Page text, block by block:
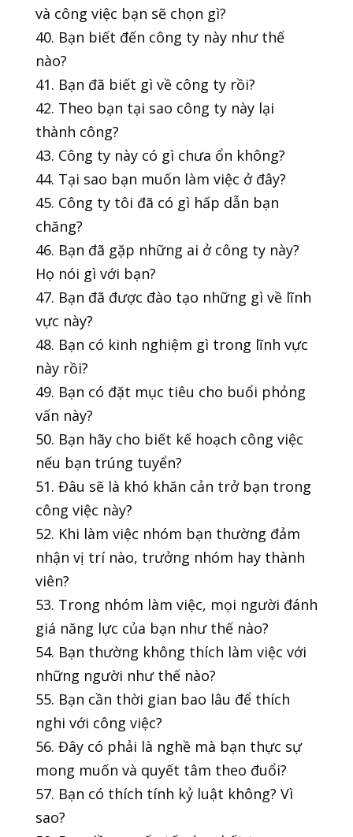
và công việc bạn sẽ chọn gì?
40. Bạn biết đến công ty này như thế
nào?
41. Bạn đã biết gì về công ty rồi?
42. Theo bạn tại sao công ty này lại
thành công?
43. Công ty này có gì chưa ổn không?
44. Tại sao bạn muốn làm việc ở đây?
45. Công ty tôi đã có gì hấp dẫn bạn
chăng?
46. Bạn đã gặp những ai ở công ty này?
Họ nói gì với bạn?
47. Bạn đã được đào tạo những gì về lĩnh
vực này?
48. Bạn có kinh nghiệm gì trong lĩnh vực
này rồi?
49. Bạn có đặt mục tiêu cho buổi phỏng
vấn này?
50. Bạn hãy cho biết kế hoạch công việc
nếu bạn trúng tuyển?
51. Đâu sẽ là khó khăn cản trở bạn trong
công việc này?
52. Khi làm việc nhóm bạn thường đảm
nhận vị trí nào, trưởng nhóm hay thành
viên?
53. Trong nhóm làm việc, mọi người đánh
giá năng lực của bạn như thế nào?
54. Bạn thường không thích làm việc với
những người như thế nào?
55. Bạn cần thời gian bao lâu để thích
nghi với công việc?
56. Đây có phải là nghề mà bạn thực sự
mong muốn và quyết tâm theo đuổi?
57. Bạn có thích tính kỷ luật không? Vì
sao?